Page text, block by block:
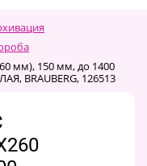
мм), 150 мм, до 1400
BRAUBERG, 126513